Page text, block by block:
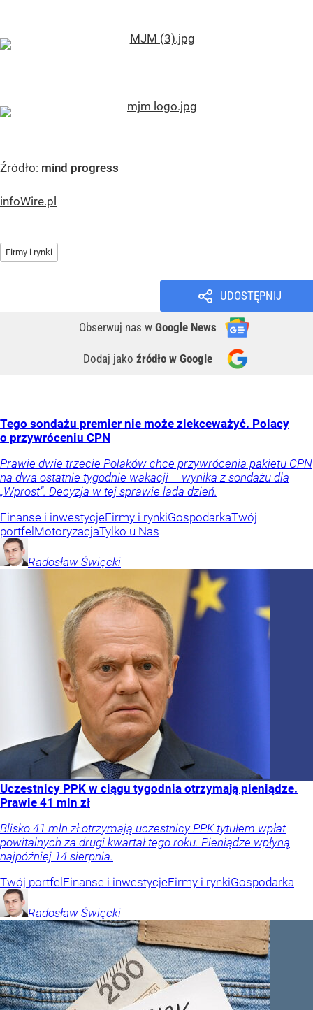
Źródło: mind progress
infoWire.pl
Firmy i rynki
UDOSTĘPNIJ
Obserwuj nas w Google News
Dodaj jako źródło w Google
Tego sondażu premier nie może zlekceważyć. Polacy
o przywróceniu CPN
Prawie dwie trzecie Polaków chce przywrócenia pakietu CPN
na dwa ostatnie tygodnie wakacji – wynika z sondażu dla
„Wprost”. Decyzja w tej sprawie lada dzień.
Finanse i inwestycjeFirmy i rynkiGospodarkaTwój
portfelMotoryzacjaTylko u Nas
Radosław Święcki
Uczestnicy PPK w ciągu tygodnia otrzymają pieniądze.
Prawie 41 mln zł
Blisko 41 mln zł otrzymają uczestnicy PPK tytułem wpłat
powitalnych za drugi kwartał tego roku. Pieniądze wpłyną
najpóźniej 14 sierpnia.
Twój portfelFinanse i inwestycjeFirmy i rynkiGospodarka
Radosław Święcki